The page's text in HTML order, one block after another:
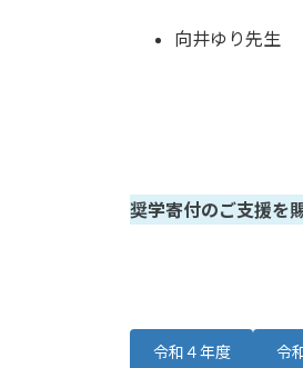
向井ゆり先生
奨学寄付のご支援を
令和４年度 令